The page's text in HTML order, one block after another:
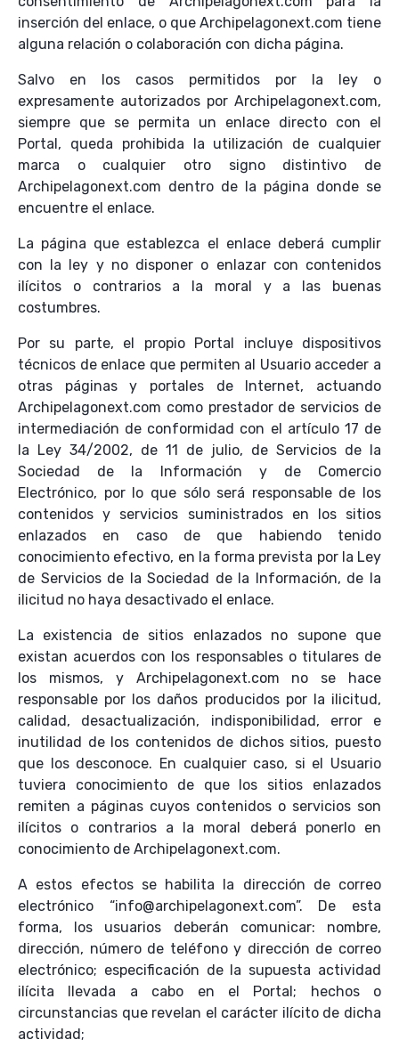
inserción del enlace, o que Archipelagonext.com tiene
alguna relación o colaboración con dicha página.
Salvo en los casos permitidos por la ley o
expresamente autorizados por Archipelagonext.com,
siempre que se permita un enlace directo con el
Portal, queda prohibida la utilización de cualquier
marca o cualquier otro signo distintivo de
Archipelagonext.com dentro de la página donde se
encuentre el enlace.
La página que establezca el enlace deberá cumplir
con la ley y no disponer o enlazar con contenidos
ilícitos o contrarios a la moral y a las buenas
costumbres.
Por su parte, el propio Portal incluye dispositivos
técnicos de enlace que permiten al Usuario acceder a
otras páginas y portales de Internet, actuando
Archipelagonext.com como prestador de servicios de
intermediación de conformidad con el artículo 17 de
la Ley 34/2002, de 11 de julio, de Servicios de la
Sociedad de la Información y de Comercio
Electrónico, por lo que sólo será responsable de los
contenidos y servicios suministrados en los sitios
enlazados en caso de que habiendo tenido
conocimiento efectivo, en la forma prevista por la Ley
de Servicios de la Sociedad de la Información, de la
ilicitud no haya desactivado el enlace.
La existencia de sitios enlazados no supone que
existan acuerdos con los responsables o titulares de
los mismos, y Archipelagonext.com no se hace
responsable por los daños producidos por la ilicitud,
calidad, desactualización, indisponibilidad, error e
inutilidad de los contenidos de dichos sitios, puesto
que los desconoce. En cualquier caso, si el Usuario
tuviera conocimiento de que los sitios enlazados
remiten a páginas cuyos contenidos o servicios son
ilícitos o contrarios a la moral deberá ponerlo en
conocimiento de Archipelagonext.com.
A estos efectos se habilita la dirección de correo
electrónico “​info@archipelagonext.com”. De esta
forma, los usuarios deberán comunicar: nombre,
dirección, número de teléfono y dirección de correo
electrónico; especificación de la supuesta actividad
ilícita llevada a cabo en el Portal; hechos o
circunstancias que revelan el carácter ilícito de dicha
actividad;